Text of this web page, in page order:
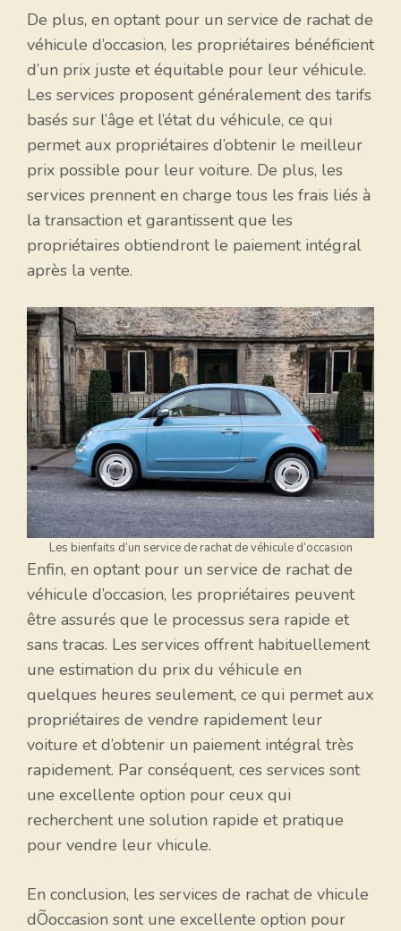
De plus, en optant pour un service de rachat de
véhicule d’occasion, les propriétaires bénéficient
d’un prix juste et équitable pour leur véhicule.
Les services proposent généralement des tarifs
basés sur l’âge et l’état du véhicule, ce qui
permet aux propriétaires d’obtenir le meilleur
prix possible pour leur voiture. De plus, les
services prennent en charge tous les frais liés à
la transaction et garantissent que les
propriétaires obtiendront le paiement intégral
après la vente.
Les bienfaits d’un service de rachat de véhicule d’occasion
Enfin, en optant pour un service de rachat de
véhicule d’occasion, les propriétaires peuvent
être assurés que le processus sera rapide et
sans tracas. Les services offrent habituellement
une estimation du prix du véhicule en
quelques heures seulement, ce qui permet aux
propriétaires de vendre rapidement leur
voiture et d’obtenir un paiement intégral très
rapidement. Par conséquent, ces services sont
une excellente option pour ceux qui
recherchent une solution rapide et pratique
pour vendre leur vhicule.
En conclusion, les services de rachat de vhicule
dÕoccasion sont une excellente option pour